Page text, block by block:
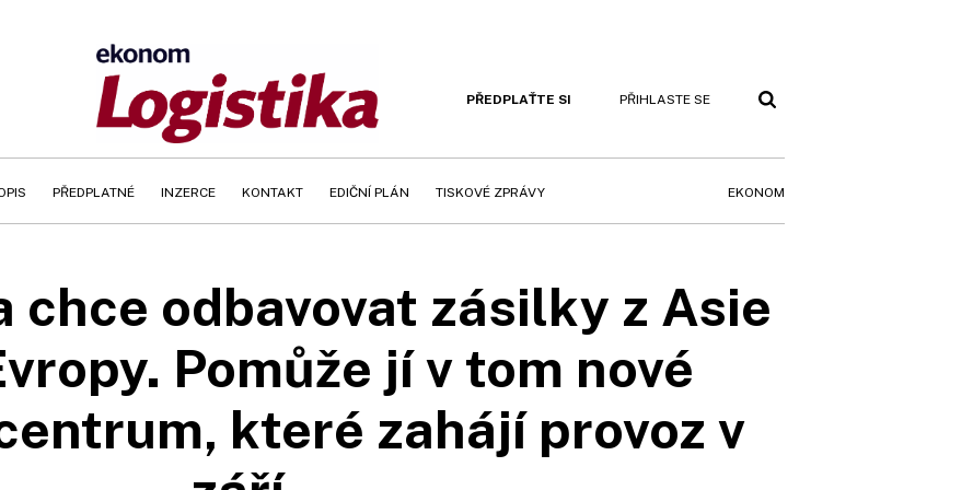
PŘEDPLAŤTE SI PŘIHLASTE SE
PŘEDPLATNÉ INZERCE KONTAKT EDIČNÍ PLÁN TISKOVÉ ZPRÁVY EKONOM
chce odbavovat zásilky z Asie
Pomůže jí v tom nové
které zahájí provoz v